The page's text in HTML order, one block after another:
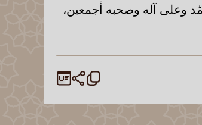
وعلى آله وصحبه أجمعين،